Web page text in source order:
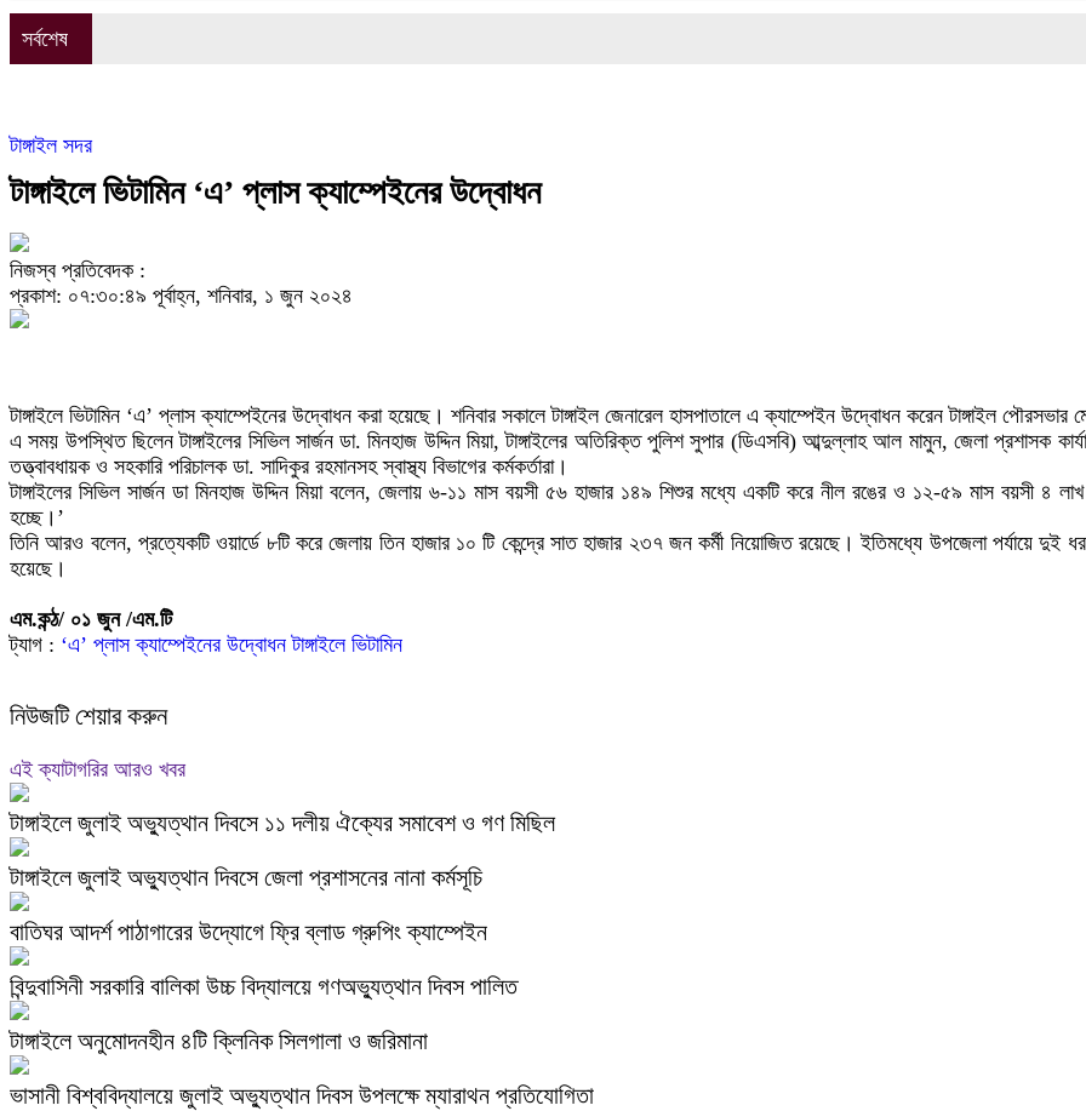
সর্বশেষ
টাঙ্গাইল সদর
টাঙ্গাইলে ভিটামিন ‘এ’ প্লাস ক্যাম্পেইনের উদ্বোধন
নিজস্ব প্রতিবেদক :
প্রকাশ: ০৭:৩০:৪৯ পূর্বাহ্ন, শনিবার, ১ জুন ২০২৪
টাঙ্গাইলে ভিটামিন ‘এ’ প্লাস ক্যাম্পেইনের উদ্বোধন করা হয়েছে। শনিবার সকালে টাঙ্গাইল জেনারেল হাসপাতালে এ ক্যাম্পেইন উদ্বোধন করেন টাঙ্গাইল
এ সময় উপস্থিত ছিলেন টাঙ্গাইলের সিভিল সার্জন ডা. মিনহাজ উদ্দিন মিয়া, টাঙ্গাইলের অতিরিক্ত পুলিশ সুপার (ডিএসবি) আব্দুল্লাহ আল মামুন, জেলা প্রশাসক
তত্ত্বাবধায়ক ও সহকারি পরিচালক ডা. সাদিকুর রহমানসহ স্বাস্থ্য বিভাগের কর্মকর্তারা।
টাঙ্গাইলের সিভিল সার্জন ডা মিনহাজ উদ্দিন মিয়া বলেন, জেলায় ৬-১১ মাস বয়সী ৫৬ হাজার ১৪৯ শিশুর মধ্যে একটি করে নীল রঙের ও ১২-৫৯ মাস বয়সী ৪
হচ্ছে।’
তিনি আরও বলেন, প্রত্যেকটি ওয়ার্ডে ৮টি করে জেলায় তিন হাজার ১০ টি কেন্দ্রে সাত হাজার ২৩৭ জন কর্মী নিয়োজিত রয়েছে। ইতিমধ্যে উপজেলা পর্যায়ে দুই
হয়েছে।
এম.কন্ঠ/ ০১ জুন /এম.টি
ট্যাগ : ‘এ’ প্লাস ক্যাম্পেইনের উদ্বোধন টাঙ্গাইলে ভিটামিন
নিউজটি শেয়ার করুন
এই ক্যাটাগরির আরও খবর
টাঙ্গাইলে জুলাই অভ্যুত্থান দিবসে ১১ দলীয় ঐক্যের সমাবেশ ও গণ মিছিল
টাঙ্গাইলে জুলাই অভ্যুত্থান দিবসে জেলা প্রশাসনের নানা কর্মসূচি
বাতিঘর আদর্শ পাঠাগারের উদ্যোগে ফ্রি ব্লাড গ্রুপিং ক্যাম্পেইন
বিন্দুবাসিনী সরকারি বালিকা উচ্চ বিদ্যালয়ে গণঅভ্যুত্থান দিবস পালিত
টাঙ্গাইলে অনুমোদনহীন ৪টি ক্লিনিক সিলগালা ও জরিমানা
ভাসানী বিশ্ববিদ্যালয়ে জুলাই অভ্যুত্থান দিবস উপলক্ষে ম্যারাথন প্রতিযোগিতা